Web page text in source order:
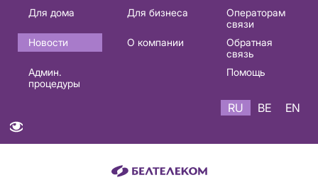
Основная
навигация
RU
Для дома Для бизнеса
Операторам
связи
Новости
О компании
Обратная
связь
Админ.
процедуры
Помощь
RU BE EN